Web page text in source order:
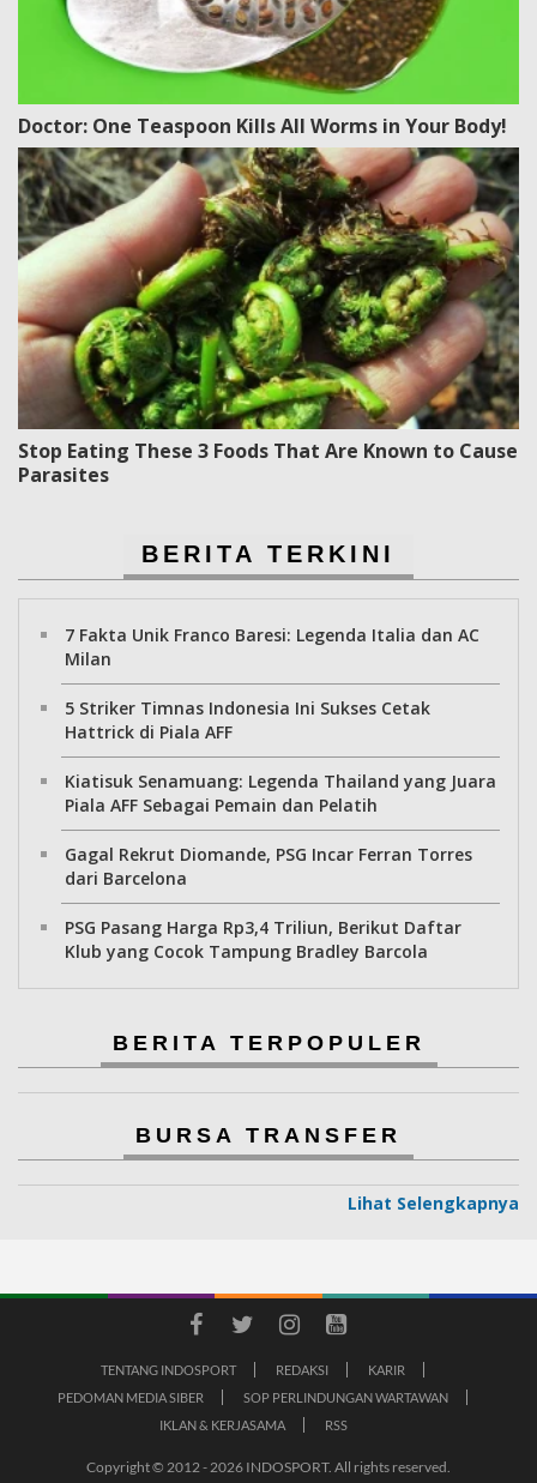
Doctor: One Teaspoon Kills All Worms in Your Body!
Stop Eating These 3 Foods That Are Known to Cause
Parasites
BERITA TERKINI
7 Fakta Unik Franco Baresi: Legenda Italia dan AC
Milan
5 Striker Timnas Indonesia Ini Sukses Cetak
Hattrick di Piala AFF
Kiatisuk Senamuang: Legenda Thailand yang Juara
Piala AFF Sebagai Pemain dan Pelatih
Gagal Rekrut Diomande, PSG Incar Ferran Torres
dari Barcelona
PSG Pasang Harga Rp3,4 Triliun, Berikut Daftar
Klub yang Cocok Tampung Bradley Barcola
BERITA TERPOPULER
BURSA TRANSFER
Lihat Selengkapnya
TENTANG INDOSPORT REDAKSI
KARIR
PEDOMAN MEDIA SIBER
SOP PERLINDUNGAN WARTAWAN
IKLAN & KERJASAMA
RSS
Copyright © 2012 - 2026 INDOSPORT. All rights reserved.